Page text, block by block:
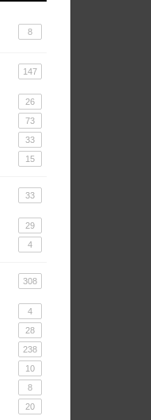
8
147
26
73
33
15
33
29
4
308
4
28
238
10
8
20